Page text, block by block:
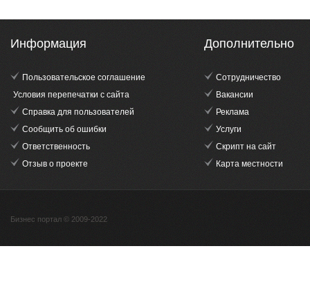
Информация
Пользовательское соглашение
Условия перепечатки с сайта
Справка для пользователей
Сообщить об ошибки
Ответственность
Отзыв о проекте
Дополнительно
Сотрудничество
Вакансии
Реклама
Услуги
Скрипт на сайт
Карта местности
Бизнес портал © 2009-2022